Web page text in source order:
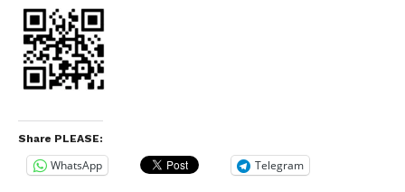
Share PLEASE:
WhatsApp Telegram